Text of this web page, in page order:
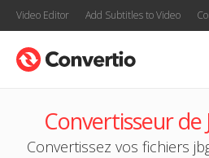
Video Editor Add Subtitles to Video
Convertisseur de
Convertissez vos fichiers